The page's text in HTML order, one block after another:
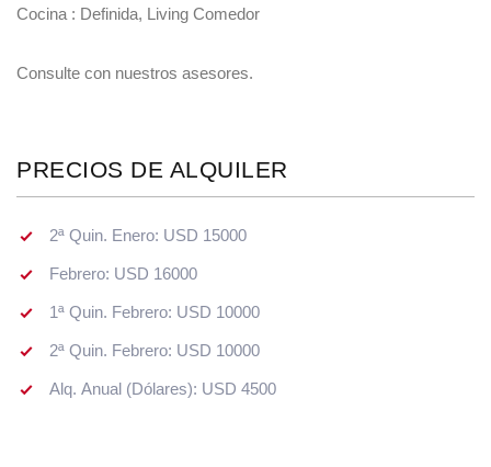
Cocina : Definida, Living Comedor
Consulte con nuestros asesores.
PRECIOS DE ALQUILER
2ª Quin. Enero: USD 15000
Febrero: USD 16000
1ª Quin. Febrero: USD 10000
2ª Quin. Febrero: USD 10000
Alq. Anual (Dólares): USD 4500